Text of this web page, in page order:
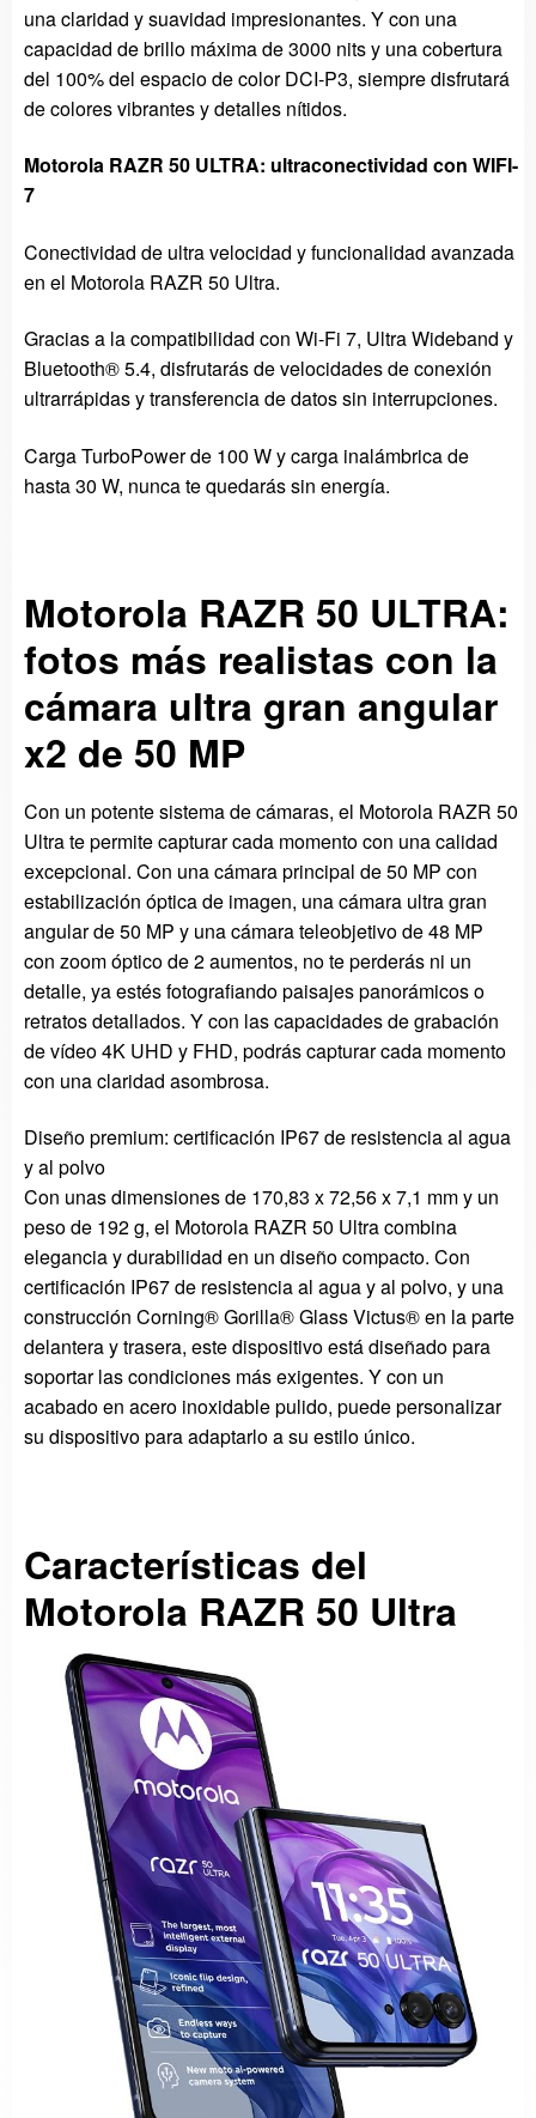
una claridad y suavidad impresionantes. Y con una
capacidad de brillo máxima de 3000 nits y una cobertura
del 100% del espacio de color DCI-P3, siempre disfrutará
de colores vibrantes y detalles nítidos.
Motorola RAZR 50 ULTRA: ultraconectividad con WIFI-
7
Conectividad de ultra velocidad y funcionalidad avanzada
en el Motorola RAZR 50 Ultra.
Gracias a la compatibilidad con Wi-Fi 7, Ultra Wideband y
Bluetooth® 5.4, disfrutarás de velocidades de conexión
ultrarrápidas y transferencia de datos sin interrupciones.
Carga TurboPower de 100 W y carga inalámbrica de
hasta 30 W, nunca te quedarás sin energía.
Motorola RAZR 50 ULTRA:
fotos más realistas con la
cámara ultra gran angular
x2 de 50 MP
Con un potente sistema de cámaras, el Motorola RAZR 50
Ultra te permite capturar cada momento con una calidad
excepcional. Con una cámara principal de 50 MP con
estabilización óptica de imagen, una cámara ultra gran
angular de 50 MP y una cámara teleobjetivo de 48 MP
con zoom óptico de 2 aumentos, no te perderás ni un
detalle, ya estés fotografiando paisajes panorámicos o
retratos detallados. Y con las capacidades de grabación
de vídeo 4K UHD y FHD, podrás capturar cada momento
con una claridad asombrosa.
Diseño premium: certificación IP67 de resistencia al agua
y al polvo
Con unas dimensiones de 170,83 x 72,56 x 7,1 mm y un
peso de 192 g, el Motorola RAZR 50 Ultra combina
elegancia y durabilidad en un diseño compacto. Con
certificación IP67 de resistencia al agua y al polvo, y una
construcción Corning® Gorilla® Glass Victus® en la parte
delantera y trasera, este dispositivo está diseñado para
soportar las condiciones más exigentes. Y con un
acabado en acero inoxidable pulido, puede personalizar
su dispositivo para adaptarlo a su estilo único.
Características del
Motorola RAZR 50 Ultra